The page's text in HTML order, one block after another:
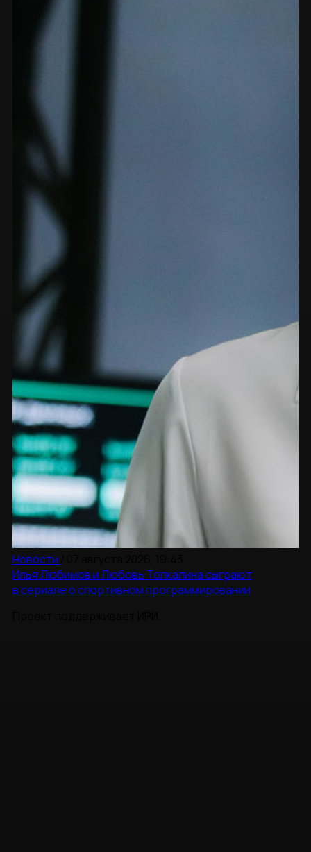
Новости
Илья Любимов и Любовь Толкалина сыграют
в сериале о спортивном программировании